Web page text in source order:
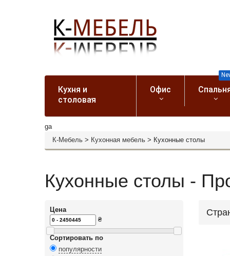
Кухня и
столовая
Офис
ga
К-Мебель > Кухонная мебель > Кухонные столы
Кухонные столы -
Цена
₴
Сортировать по
популярности